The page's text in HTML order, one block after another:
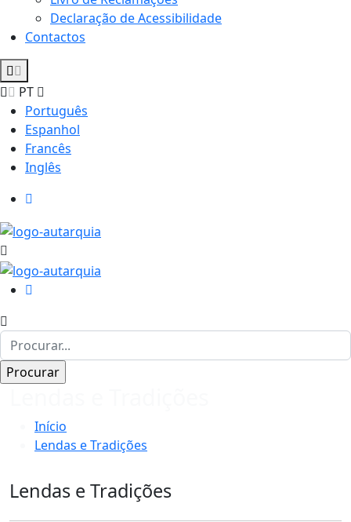
Declaração de Acessibilidade
Contactos
PT
Português
Espanhol
Francês
Inglês
Início
Lendas e Tradições
Lendas e Tradições